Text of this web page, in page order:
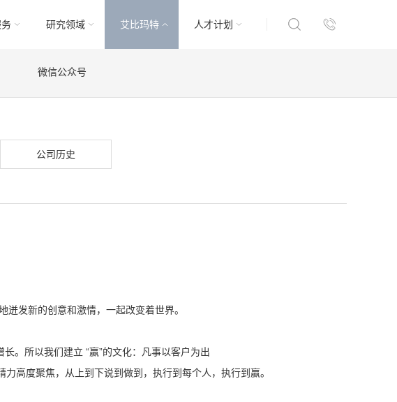
研究领域 艾比玛特 人才计划
微信公众号
公司历史
不断地迸发新的创意和激情，一起改变着世界。
。所以我们建立 “赢”的文化：凡事以客户为出
高度聚焦，从上到下说到做到，执行到每个人，执行到赢。